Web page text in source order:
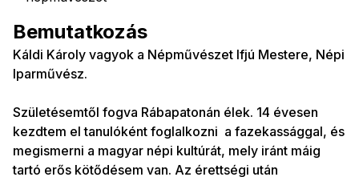
Bemutatkozás
Káldi Károly vagyok a Népművészet Ifjú Mestere, Népi
Iparművész.
Születésemtől fogva Rábapatonán élek. 14 évesen
kezdtem el tanulóként foglalkozni a fazekassággal, és
megismerni a magyar népi kultúrát, mely iránt máig
tartó erős kötődésem van. Az érettségi után